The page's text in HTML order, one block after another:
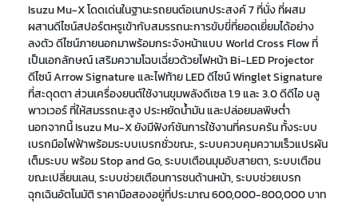
Isuzu Mu-Xโดดเด่นในฐานะรถยนต์อเนกประสงค์ 7 ที่นั่งที่ผสม
ผสานดีไซน์สปอร์ตหรูเข้ากับสมรรถนะการขับขี่ที่ยอดเยี่ยมได้อย่าง
ลงตัวดีไซน์ภายนอกมาพร้อมกระจังหน้าแบบ World Cross Flowที่
เป็นเอกลักษณ์ เสริมความโฉบเฉี่ยวด้วยไฟหน้า Bi-LED Projector
ดีไซน์ Arrow Signatureและไฟท้าย LED ดีไซน์ Winglet Signature
ที่สะดุดตาส่วนเครื่องยนต์ใช้งานขุมพลังดีเซล 1.9 และ 3.0 ดีดีไอ บลู
พาวเวอร์ ที่ให้สมรรถนะสูง ประหยัดน้ำมัน และปล่อยมลพิษต่ำ
นอกจากนี้ Isuzu Mu-X ยังมีฟังก์ชันการใช้งานที่ครบครันทั้งระบบ
เบรกมือไฟฟ้าพร้อมระบบเบรกชั่วขณะ,ระบบควบคุมความเร็วแปรผัน
เต็มระบบ พร้อม Stop and Go,ระบบเตือนมุมอับสายตา,ระบบเตือน
ขณะเปลี่ยนเลน,ระบบช่วยเตือนการชนด้านหน้า,ระบบช่วยเบรก
ฉุกเฉินอัตโนมัติ ราคามือสองอยู่ที่ประมาณ 600,000-800,000 บาท